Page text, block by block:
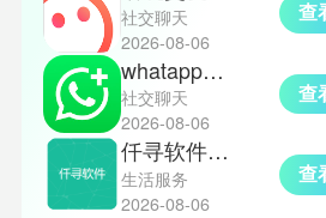
社交聊天
2026-08-06
查
whatappbussiness
社交聊天
2026-08-06
查
仟寻软件库免费版
生活服务
2026-08-06
查